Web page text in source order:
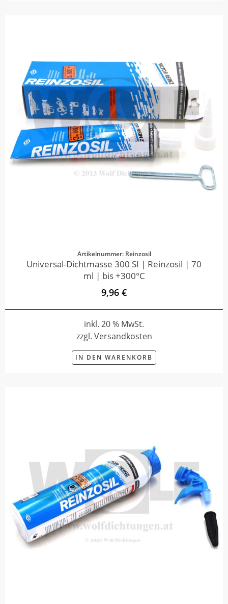
Artikelnummer: Reinzosil
Universal-Dichtmasse 300 SI | Reinzosil | 70
ml | bis +300°C
9,96 €
inkl. 20 % MwSt.
zzgl. Versandkosten
IN DEN WARENKORB